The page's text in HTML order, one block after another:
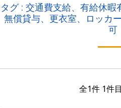
タグ : 交通費支給、有給休
無償貸与、更衣室、ロッカ
可
全1件 1件